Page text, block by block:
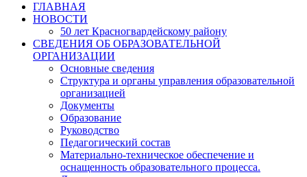
ГЛАВНАЯ
НОВОСТИ
50 лет Красногвардейскому району
СВЕДЕНИЯ ОБ ОБРАЗОВАТЕЛЬНОЙ
ОРГАНИЗАЦИИ
Основные сведения
Структура и органы управления образовательной
организацией
Документы
Образование
Руководство
Педагогический состав
Материально-техническое обеспечение и
оснащенность образовательного процесса.